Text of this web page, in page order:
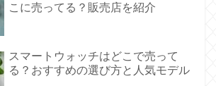
こに売ってる？販売店を紹介
スマートウォッチはどこで売って
る？おすすめの選び方と人気モデル